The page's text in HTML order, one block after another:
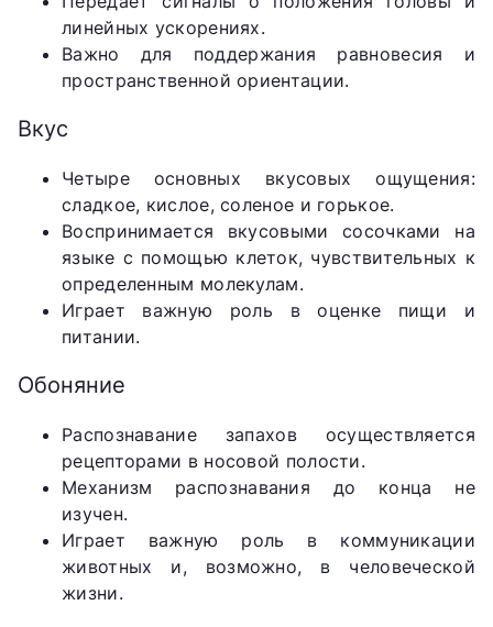
линейных ускорениях.
Важно для поддержания равновесия и
пространственной ориентации.
Вкус
Четыре основных вкусовых ощущения:
сладкое, кислое, соленое и горькое.
Воспринимается вкусовыми сосочками на
языке с помощью клеток, чувствительных к
определенным молекулам.
Играет важную роль в оценке пищи и
питании.
Обоняние
Распознавание запахов осуществляется
рецепторами в носовой полости.
Механизм распознавания до конца не
изучен.
Играет важную роль в коммуникации
животных и, возможно, в человеческой
жизни.